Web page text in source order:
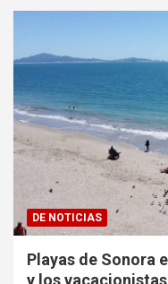
DE NOTICIAS
Playas de Sonora
y los